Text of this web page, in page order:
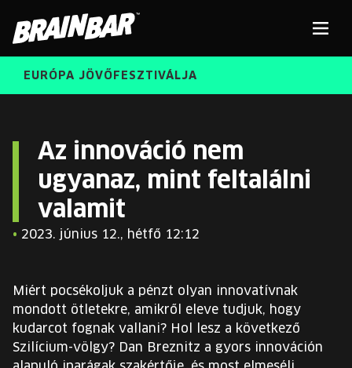
Bar
RÓLUNK
KORÁBBI ELŐADÓK
KARRIER
EURÓPA JÖVŐFESZTIVÁLJA
EURÓPA JÖVŐFESZTIVÁLJA
INGYENES DIÁK- ÉS TANÁRREGISZTRÁCIÓ
JEGYEK
Az innováció nem
ugyanaz, mint feltalálni
valamit
• 2023. június 12., hétfő 12:12
Miért pocsékoljuk a pénzt olyan innovatívnak
mondott ötletekre, amikről eleve tudjuk, hogy
kudarcot fognak vallani? Hol lesz a következő
Szilícium-völgy? Dan Breznitz a gyors innováción